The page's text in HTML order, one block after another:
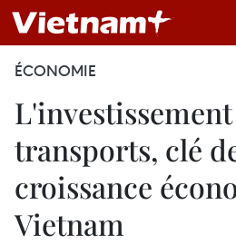
ÉCONOMIE
transports, clé
croissance
Vietnam